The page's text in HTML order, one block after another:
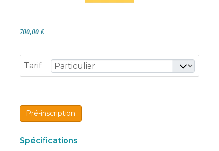
700,00 €
Tarif
Pré-inscription
Spécifications